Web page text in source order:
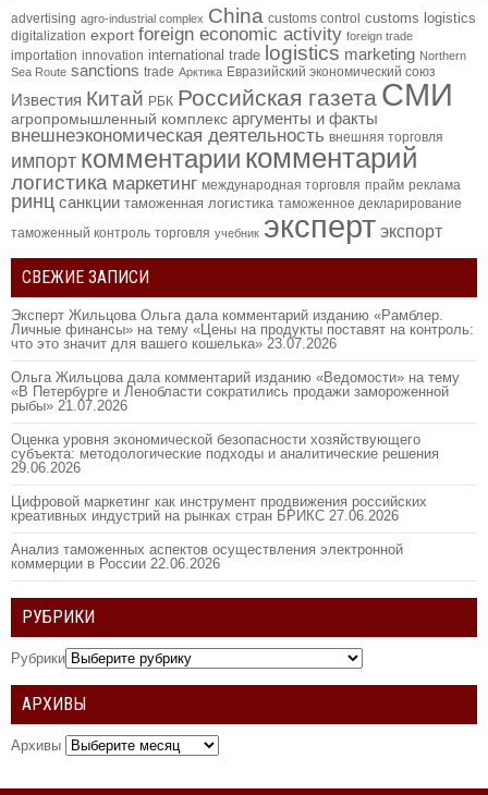
advertising agro-industrial complex China customs control customs logistics
digitalization export foreign economic activity foreign trade
importation innovation international trade logistics marketing Northern
Sea Route sanctions trade Арктика Евразийский экономический союз
Известия Китай РБК Российская газета СМИ
агропромышленный комплекс аргументы и факты
внешнеэкономическая деятельность внешняя торговля
импорт комментарии комментарий
логистика маркетинг международная торговля прайм реклама
ринц санкции таможенная логистика таможенное декларирование
таможенный контроль торговля учебник эксперт экспорт
СВЕЖИЕ ЗАПИСИ
Эксперт Жильцова Ольга дала комментарий изданию «Рамблер.
Личные финансы» на тему «Цены на продукты поставят на контроль:
что это значит для вашего кошелька» 23.07.2026
Ольга Жильцова дала комментарий изданию «Ведомости» на тему
«В Петербурге и Ленобласти сократились продажи замороженной
рыбы» 21.07.2026
Оценка уровня экономической безопасности хозяйствующего
субъекта: методологические подходы и аналитические решения
29.06.2026
Цифровой маркетинг как инструмент продвижения российских
креативных индустрий на рынках стран БРИКС 27.06.2026
Анализ таможенных аспектов осуществления электронной
коммерции в России 22.06.2026
РУБРИКИ
Рубрики
АРХИВЫ
Архивы